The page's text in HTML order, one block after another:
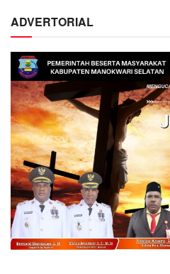
ADVERTORIAL